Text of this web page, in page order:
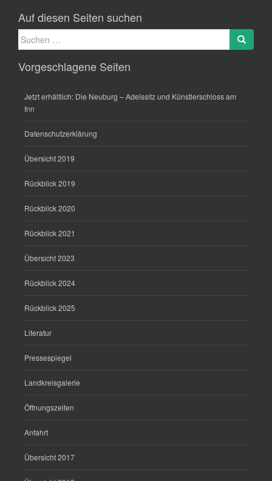
Auf diesen Seiten suchen
Suche
nach:
Search
Vorgeschlagene Seiten
Jetzt erhältlich: Die Neuburg – Adelssitz und Künstlerschloss am
Inn
Datenschutzerklärung
Übersicht 2019
Rückblick 2019
Rückblick 2020
Rückblick 2021
Übersicht 2023
Rückblick 2024
Rückblick 2025
Literatur
Pressespiegel
Landkreisgalerie
Öffnungszeiten
Anfahrt
Übersicht 2017